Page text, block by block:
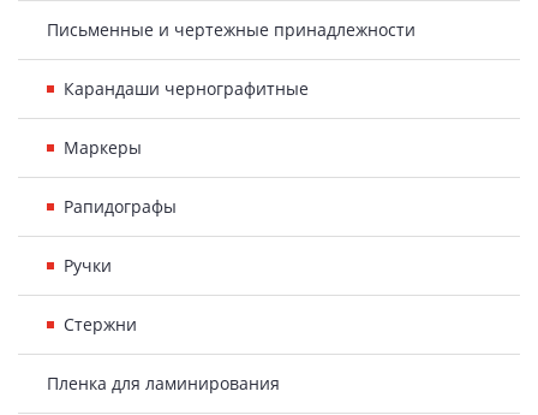
Письменные и чертежные принадлежности
Карандаши чернографитные
Маркеры
Рапидографы
Ручки
Стержни
Пленка для ламинирования